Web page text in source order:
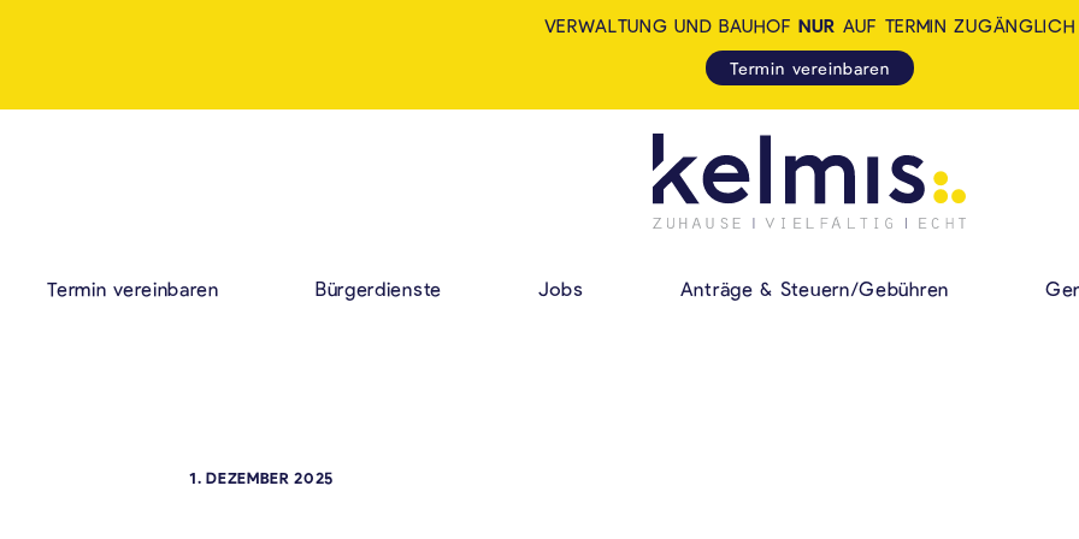
KELMIS - LA
HAUPMENÜ
Termin vereinbaren Bürgerdienste Jobs Anträge & Steuern/Gebühren
VERWALTUNG UND BAUHOF NUR AUF TERMIN ZUGÄNGLICH
Termin vereinbaren
1. DEZEMBER 2025